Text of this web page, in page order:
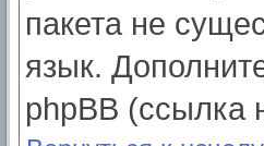
пакета не
язык.
phpBB (ссылка